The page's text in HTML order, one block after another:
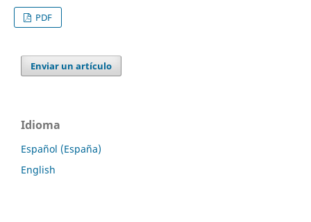
PDF
Enviar un artículo
Idioma
Español (España)
English